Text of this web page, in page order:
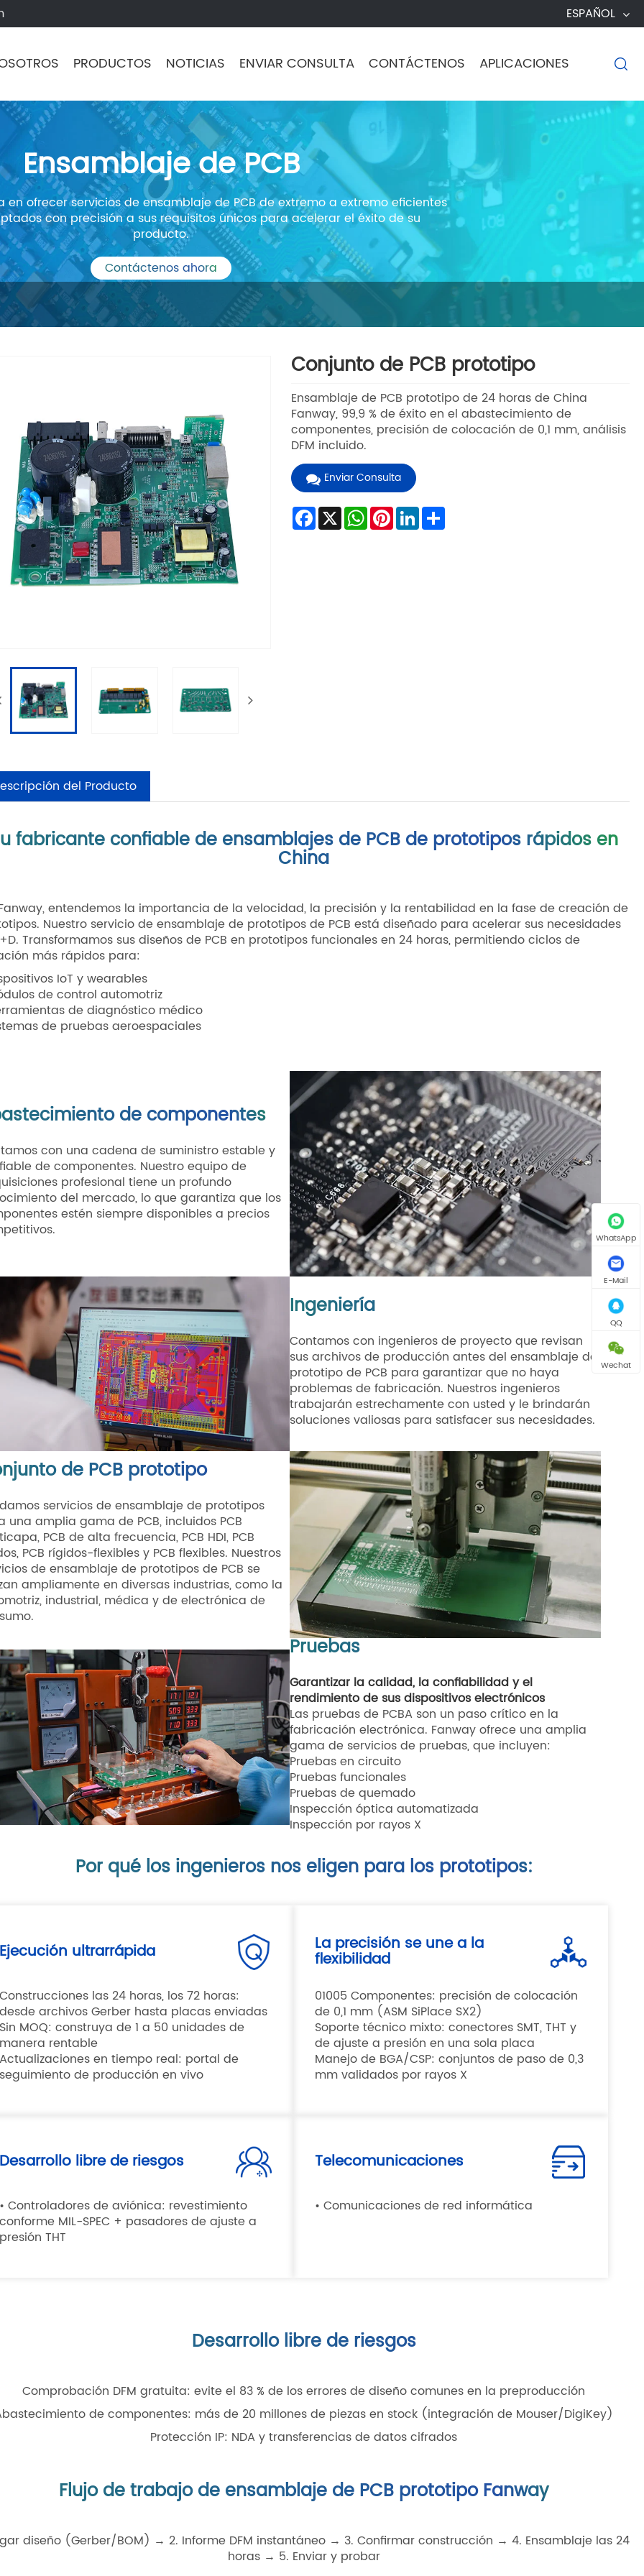
ESPAÑOL
PRODUCTOS NOTICIAS ENVIAR CONSULTA CONTÁCTENOS APLICACIONES 
Ensamblaje de PCB
en ofrecer servicios de ensamblaje de PCB de extremo a extremo eficientes
con precisión a sus requisitos únicos para acelerar el éxito de su
producto.
Contáctenos ahora
Conjunto de PCB prototipo
Ensamblaje de PCB prototipo de 24 horas de China
Fanway, 99,9 % de éxito en el abastecimiento de
componentes, precisión de colocación de 0,1 mm, análisis
DFM incluido.
Enviar Consulta
Facebook
X WhatsApp
Pinterest
LinkedInShare
del Producto
fabricante confiable de ensamblajes de PCB de prototipos rápidos en
China
entendemos la importancia de la velocidad, la precisión y la rentabilidad en la fase de creación de
Nuestro servicio de ensamblaje de prototipos de PCB está diseñado para acelerar sus necesidades
Transformamos sus diseños de PCB en prototipos funcionales en 24 horas, permitiendo ciclos de
más rápidos para:
IoT y wearables
de control automotriz
de diagnóstico médico
de pruebas aeroespaciales
de componentes
con una cadena de suministro estable y
de componentes. Nuestro equipo de
profesional tiene un profundo
del mercado, lo que garantiza que los
estén siempre disponibles a precios
Ingeniería
Contamos con ingenieros de proyecto que revisan
sus archivos de producción antes del ensamblaje del
prototipo de PCB para garantizar que no haya
problemas de fabricación. Nuestros ingenieros
trabajarán estrechamente con usted y le brindarán
soluciones valiosas para satisfacer sus necesidades.
de PCB prototipo
servicios de ensamblaje de prototipos
una amplia gama de PCB, incluidos PCB
PCB de alta frecuencia, PCB HDI, PCB
PCB rígidos-flexibles y PCB flexibles. Nuestros
de ensamblaje de prototipos de PCB se
ampliamente en diversas industrias, como la
industrial, médica y de electrónica de
Pruebas
Garantizar la calidad, la confiabilidad y el
rendimiento de sus dispositivos electrónicos
Las pruebas de PCBA son un paso crítico en la
fabricación electrónica. Fanway ofrece una amplia
gama de servicios de pruebas, que incluyen:
Pruebas en circuito
Pruebas funcionales
Pruebas de quemado
Inspección óptica automatizada
Inspección por rayos X
Por qué los ingenieros nos eligen para los prototipos:
Ejecución ultrarrápida
Construcciones las 24 horas, los 72 horas:
desde archivos Gerber hasta placas enviadas
Sin MOQ: construya de 1 a 50 unidades de
manera rentable
Actualizaciones en tiempo real: portal de
seguimiento de producción en vivo
La precisión se une a la
flexibilidad
01005 Componentes: precisión de colocación
de 0,1 mm (ASM SiPlace SX2)
Soporte técnico mixto: conectores SMT, THT y
de ajuste a presión en una sola placa
Manejo de BGA/CSP: conjuntos de paso de 0,3
mm validados por rayos X
Desarrollo libre de riesgos
• Controladores de aviónica: revestimiento
conforme MIL-SPEC + pasadores de ajuste a
presión THT
Telecomunicaciones
• Comunicaciones de red informática
Desarrollo libre de riesgos
Comprobación DFM gratuita: evite el 83 % de los errores de diseño comunes en la preproducción
de componentes: más de 20 millones de piezas en stock (integración de Mouser/DigiKey)
Protección IP: NDA y transferencias de datos cifrados
Flujo de trabajo de ensamblaje de PCB prototipo Fanway
diseño (Gerber/BOM) → 2. Informe DFM instantáneo → 3. Confirmar construcción → 4. Ensamblaje las 24
horas → 5. Enviar y probar
WhatsApp
E-Mail
QQ
Wechat